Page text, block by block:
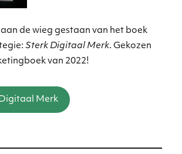
de wieg gestaan van het boek
Sterk Digitaal Merk. Gekozen
van 2022!
Merk